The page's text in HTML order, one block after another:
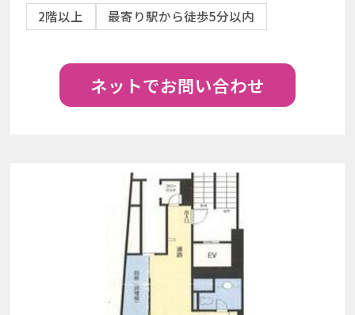
2階以上 最寄り駅から徒歩5分以内
ネットでお問い合わせ